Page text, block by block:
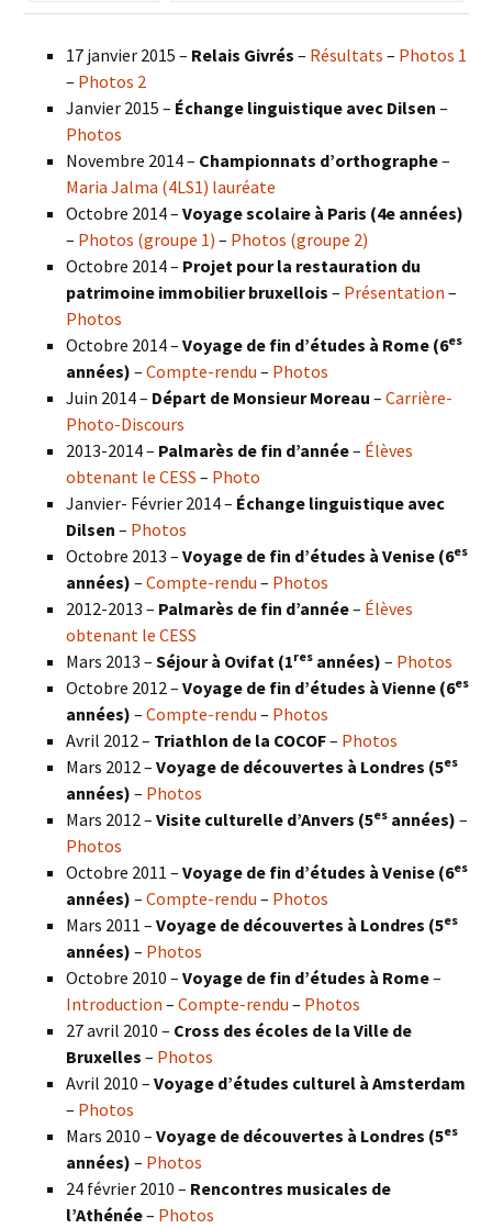
17 janvier 2015 – Relais Givrés – Résultats – Photos 1
– Photos 2
Janvier 2015 – Échange linguistique avec Dilsen –
Photos
Novembre 2014 – Championnats d’orthographe–
Maria Jalma (4LS1) lauréate
Octobre 2014 – Voyage scolaire à Paris (4e années)
– Photos (groupe 1) – Photos (groupe 2)
Octobre 2014 – Projet pour la restauration du
patrimoine immobilier bruxellois – Présentation –
Photos
Octobre 2014 – Voyage de fin d’études à Rome (6es
années) – Compte-rendu – Photos
Juin 2014 – Départ de Monsieur Moreau – Carrière-
Photo-Discours
2013-2014 – Palmarès de fin d’année– Élèves
obtenant le CESS – Photo
Janvier- Février 2014 – Échange linguistique avec
Dilsen – Photos
Octobre 2013 – Voyage de fin d’études à Venise (6es
années) – Compte-rendu – Photos
2012-2013 – Palmarès de fin d’année– Élèves
obtenant le CESS
Mars 2013 – Séjour à Ovifat (1res années) – Photos
Octobre 2012 – Voyage de fin d’études à Vienne (6es
années) – Compte-rendu – Photos
Avril 2012 – Triathlon de la COCOF– Photos
Mars 2012 – Voyage de découvertes à Londres (5es
années) – Photos
Mars 2012 – Visite culturelle d’Anvers (5es années) –
Photos
Octobre 2011 – Voyage de fin d’études à Venise (6es
années) – Compte-rendu – Photos
Mars 2011 – Voyage de découvertes à Londres (5es
années) – Photos
Octobre 2010 – Voyage de fin d’études à Rome–
Introduction – Compte-rendu – Photos
27 avril 2010 – Cross des écoles de la Ville de
Bruxelles – Photos
Avril 2010 – Voyage d’études culturel à Amsterdam
– Photos
Mars 2010 – Voyage de découvertes à Londres (5es
années) – Photos
24 février 2010 – Rencontres musicales de
l’Athénée– Photos